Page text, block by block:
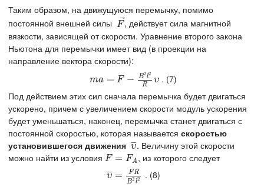
Таким образом, на движущуюся перемычку, помимо
постоянной внешней силы F ⃗
F→, действует сила магнитной
вязкости, зависящей от скорости. Уравнение второго закона
Ньютона для перемычки имеет вид (в проекции на
направление вектора скорости):
ma = F − B2l2
R υ
ma= F− B2 l2Rυ
. (7)
Под действием этих сил сначала перемычка будет двигаться
ускорено, причем с увеличением скорости модуль ускорения
будет уменьшаться, наконец, перемычка станет двигаться с
постоянной скоростью, которая называется скоростью
установившегося движения υ
¯¯
¯
υ¯. Величину этой скорости
можно найти из условия F = FA
F= FA , из которого следует
υ
¯¯
¯ = FR
B2 l2
υ¯ =F RB2l 2. (8)